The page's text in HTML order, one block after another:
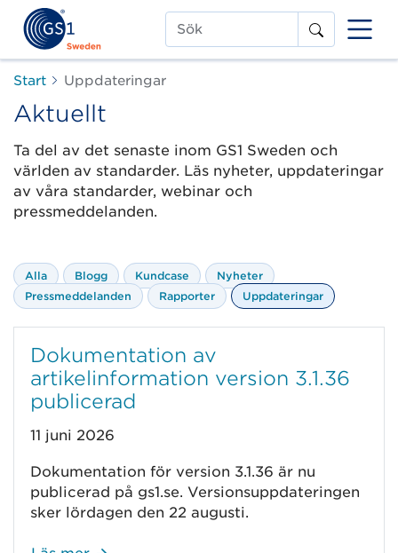
Sök
Start Uppdateringar
Aktuellt
Ta del av det senaste inom GS1 Sweden och
världen av standarder. Läs nyheter, uppdateringar
av våra standarder, webinar och
pressmeddelanden.
Alla Blogg Kundcase
Nyheter
Pressmeddelanden
Rapporter Uppdateringar
Dokumentation av
artikelinformation version 3.1.36
publicerad
11 juni 2026
Dokumentation för version 3.1.36 är nu
publicerad på gs1.se. Versionsuppdateringen
sker lördagen den 22 augusti.